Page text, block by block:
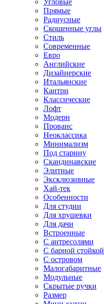
Угловые
Прямые
Радиусные
Скошенные углы
Стиль
Современные
Евро
Английские
Дизайнерские
Итальянские
Кантри
Классические
Лофт
Модерн
Прованс
Неоклассика
Минимализм
Под старину
Скандинавские
Элитные
Эксклюзивные
Хай-тек
Особенности
Для студии
Для хрущевки
Для дачи
Встроенные
С антресолями
С барной стойкой
С островом
Малогабаритные
Модульные
Скрытые ручки
Размер